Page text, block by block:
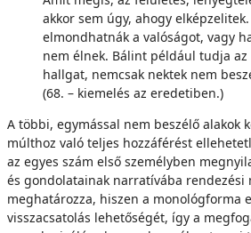
akkor sem úgy, ahogy
elmondhatnák a valóságot, vagy
nem élnek. Bálint például tudja
hallgat, nemcsak nektek nem
(68. – kiemelés az eredetiben.)
A többi, egymással nem beszélő alakok
múlthoz való teljes hozzáférést
az egyes szám első személyben
és gondolatainak narratívába rendezési
meghatározza, hiszen a monológforma
visszacsatolás lehetőségét, így a